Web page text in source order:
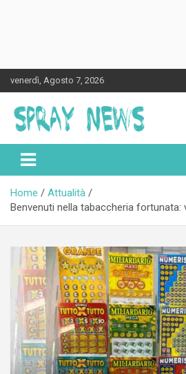
to
content
venerdì, Agosto 7, 2026
Spraynews.it
Home
Attualità
Benvenuti nella tabaccheria fortunata: